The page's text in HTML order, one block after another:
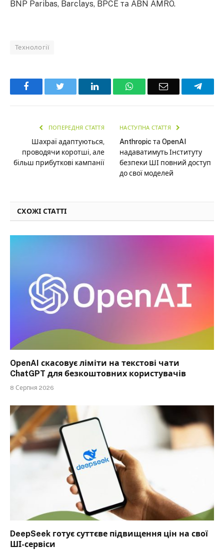
BNP Paribas, Barclays, BPCE та ABN AMRO.
Технології
Facebook LinkedInWhatsAppEmail
ПОПЕРЕДНЯ СТАТТЯ
Шахраї адаптуються,
проводячи коротші, але
більш прибуткові кампанії
НАСТУПНА СТАТТЯ
Anthropic та OpenAI
надаватимуть Інституту
безпеки ШІ повний доступ
до свої моделей
СХОЖІ СТАТТІ
OpenAI скасовує ліміти на текстові чати
ChatGPT для безкоштовних користувачів
8 Серпня 2026
DeepSeek готує суттєве підвищення цін на свої
ШІ-сервіси